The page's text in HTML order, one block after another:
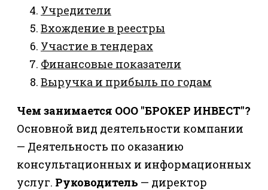
Учредители
Вхождение в реестры
Участие в тендерах
Финансовые показатели
Выручка и прибыль по годам
Чем занимается ООО "БРОКЕР ИНВЕСТ"?
Основной вид деятельности компании
— Деятельность по оказанию
консультационных и информационных
услуг. Руководитель — директор